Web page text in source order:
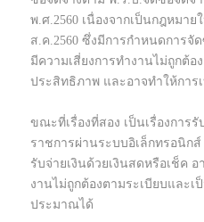
พ.ศ.2560 เนื่องจากเป็นกฎหมา
ส.ค.2560 ซึ่งมีการกำหนดการจั
มีความเสี่ยงการทำงานไม่ถูกต้อ
ประสิทธิภาพ และอาจทำให้การ
ขณะที่เรื่องที่สอง เป็นเรื่องการ
ราชการผ่านระบบอิเล็กทรอนิกส์
รับจ่ายเงินด้วยเงินสดหรือเช็ค
งานไม่ถูกต้องตามระเบียบและเ
ประมาณได้